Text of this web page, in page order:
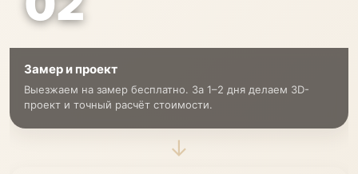
Замер и проект
Выезжаем на замер бесплатно. За 1–2 дня делаем 3D-
проект и точный расчёт стоимости.
→